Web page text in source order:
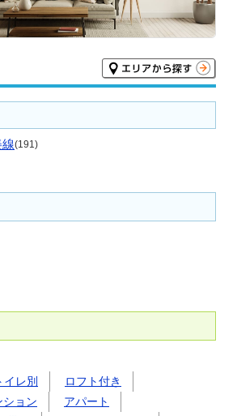
線(191)
イレ別
ロフト付き
ション
アパート